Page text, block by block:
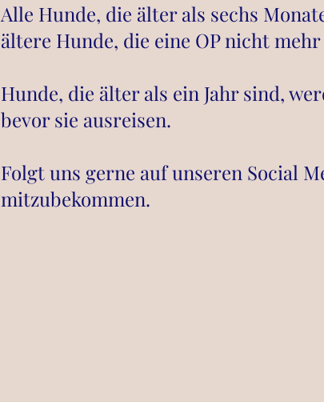
Alle Hunde, die älter als sechs
ältere Hunde, die eine OP nicht
Hunde, die älter als ein Jahr sind,
bevor sie ausreisen.
Folgt uns gerne auf unseren Social
mitzubekommen.